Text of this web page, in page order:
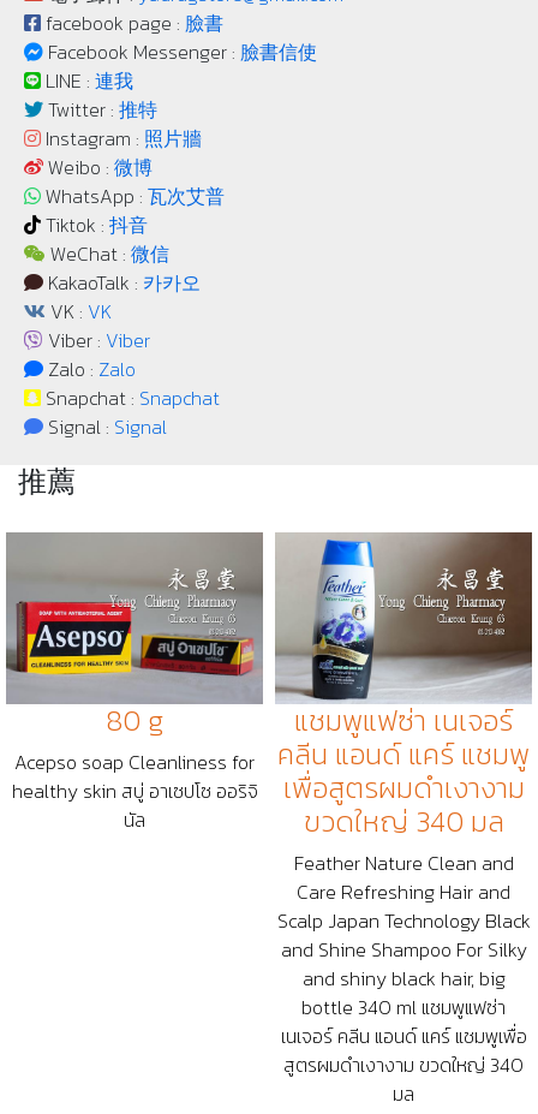
facebook page : 臉書
Facebook Messenger : 臉書信使
LINE : 連我
Twitter : 推特
Instagram : 照片牆
Weibo : 微博
WhatsApp : 瓦次艾普
Tiktok : 抖音
WeChat : 微信
KakaoTalk : 카카오
VK : VK
Viber : Viber
Zalo : Zalo
Snapchat : Snapchat
Signal : Signal
推薦
80 g
Acepso soap Cleanliness for
healthy skin สบู่ อาเซปโซ ออริจิ
นัล
แชมพูแฟซ่า เนเจอร์
คลีน แอนด์ แคร์ แชมพู
เพื่อสูตรผมดำเงางาม
ขวดใหญ่ 340 มล
Feather Nature Clean and
Care Refreshing Hair and
Scalp Japan Technology Black
and Shine Shampoo For Silky
and shiny black hair, big
bottle 340 ml แชมพูแฟซ่า
เนเจอร์ คลีน แอนด์ แคร์ แชมพูเพื่อ
สูตรผมดำเงางาม ขวดใหญ่ 340
มล